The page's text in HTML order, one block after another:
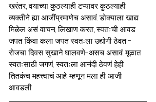
खरंतर, वयाच्या कुठल्याही टप्यावर कुठल्याही
व्यक्तीने ह्या आजींप्रमाणेच असावं. डोक्याला खाद्य
मिळेल असं वाचन, लिखाण करत, स्वतःची आवड
जपत किंवा कला जपत स्वतःला उद्योगी ठेवत -
रोजचा दिवस सुखाने घालवणे-असच असावं. मूळात
स्वतःसाठी जगणं, स्वतःला आनंदी ठेवणं हेही
तितकंच महत्त्वाचं आहे. म्हणून मला ही आजी
आवडली.